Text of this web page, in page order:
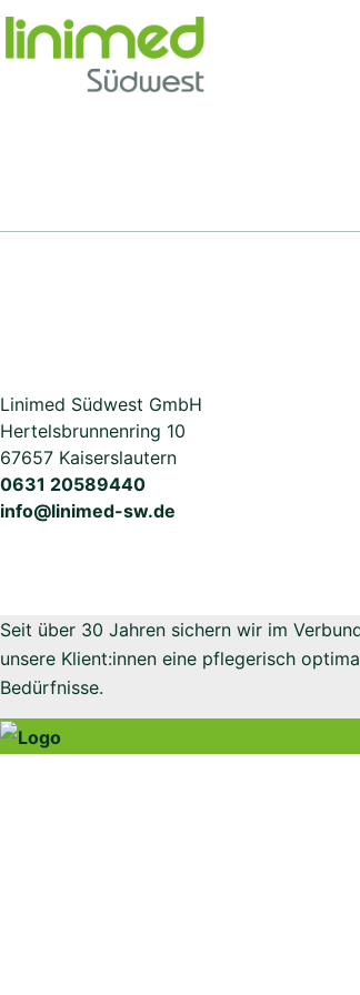
Skip
Linimed Südwest GmbH
Hertelsbrunnenring 10
67657 Kaiserslautern
0631 20589440
info@linimed-sw.de
Seit über 30 Jahren sichern wir im
unsere Klient:innen eine pflegerisch
Bedürfnisse.